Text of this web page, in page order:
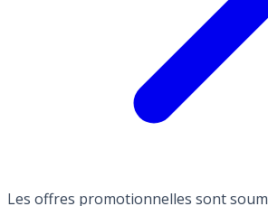
Les offres promotionnelles sont